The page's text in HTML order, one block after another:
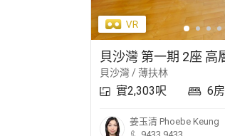
貝沙灣 / 薄扶林
實2,303呎 6房
姜玉清 Phoebe Keung